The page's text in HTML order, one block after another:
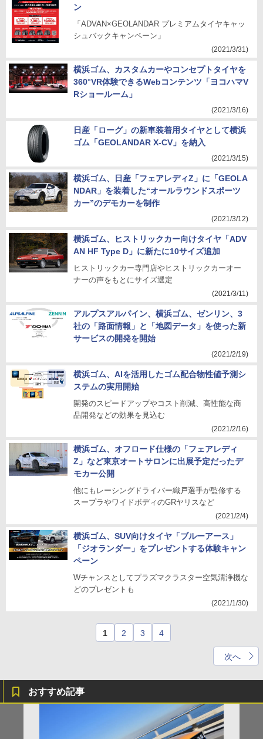
ン
「ADVAN×GEOLANDAR プレミアムタイヤキャッ
シュバックキャンペーン」
(2021/3/31)
横浜ゴム、カスタムカーやコンセプトタイヤを
360°VR体験できるWebコンテンツ「ヨコハマV
Rショールーム」
(2021/3/16)
日産「ローグ」の新車装着用タイヤとして横浜
ゴム「GEOLANDAR X-CV」を納入
(2021/3/15)
横浜ゴム、日産「フェアレディZ」に「GEOLA
NDAR」を装着した“オールラウンドスポーツ
カー”のデモカーを制作
(2021/3/12)
横浜ゴム、ヒストリックカー向けタイヤ「ADV
AN HF Type D」に新たに10サイズ追加
ヒストリックカー専門店やヒストリックカーオー
ナーの声をもとにサイズ選定
(2021/3/11)
アルプスアルパイン、横浜ゴム、ゼンリン、3
社の「路面情報」と「地図データ」を使った新
サービスの開発を開始
(2021/2/19)
横浜ゴム、AIを活用したゴム配合物性値予測シ
ステムの実用開始
開発のスピードアップやコスト削減、高性能な商
品開発などの効果を見込む
(2021/2/16)
横浜ゴム、オフロード仕様の「フェアレディ
Z」など東京オートサロンに出展予定だったデ
モカー公開
他にもレーシングドライバー織戸選手が監修する
スープラやワイドボディのGRヤリスなど
(2021/2/4)
横浜ゴム、SUV向けタイヤ「ブルーアース」
「ジオランダー」をプレゼントする体験キャン
ペーン
Wチャンスとしてプラズマクラスター空気清浄機な
どのプレゼントも
(2021/1/30)
1 2 3 4
次へ
おすすめ記事